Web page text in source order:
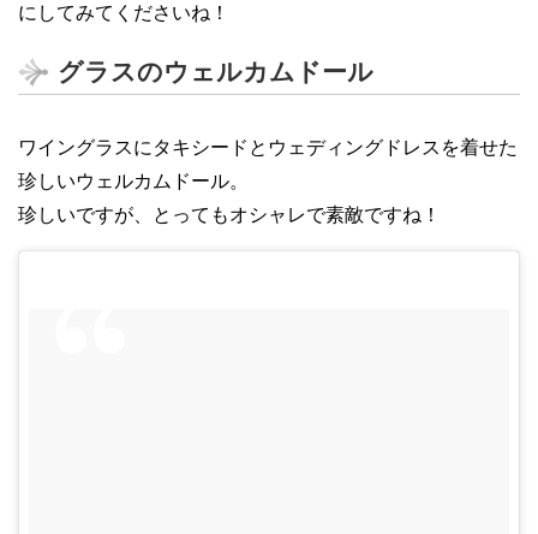
にしてみてくださいね！
グラスのウェルカムドール
ワイングラスにタキシードとウェディングドレスを着せた
珍しいウェルカムドール。
珍しいですが、とってもオシャレで素敵ですね！